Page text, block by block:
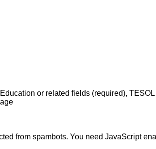
or related fields (required),
from spambots. You need JavaScript